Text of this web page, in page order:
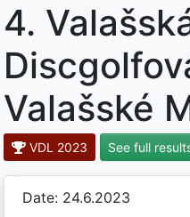
4.
Valašské
VDL 2023 See full
Date: 24.6.2023